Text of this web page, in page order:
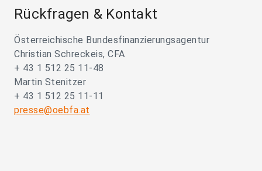
Rückfragen & Kontakt
Österreichische Bundesfinanzierungsagentur
Christian Schreckeis, CFA
+ 43 1 512 25 11-48
Martin Stenitzer
+ 43 1 512 25 11-11
presse@oebfa.at